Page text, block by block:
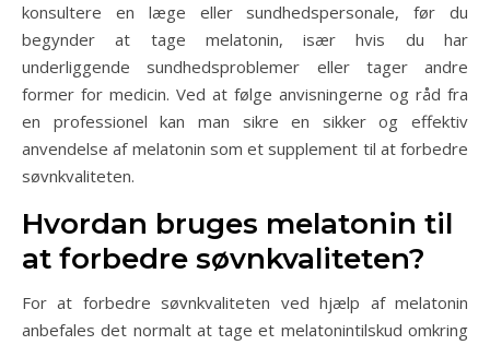
konsultere en læge eller sundhedspersonale, før du
begynder at tage melatonin, især hvis du har
underliggende sundhedsproblemer eller tager andre
former for medicin. Ved at følge anvisningerne og råd fra
en professionel kan man sikre en sikker og effektiv
anvendelse af melatonin som et supplement til at forbedre
søvnkvaliteten.
Hvordan bruges melatonin til
at forbedre søvnkvaliteten?
For at forbedre søvnkvaliteten ved hjælp af melatonin
anbefales det normalt at tage et melatonintilskud omkring